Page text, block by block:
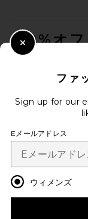
10%オ
ファ
Sign up for our
Eメールアドレス
ウィメンズ
Close Modal